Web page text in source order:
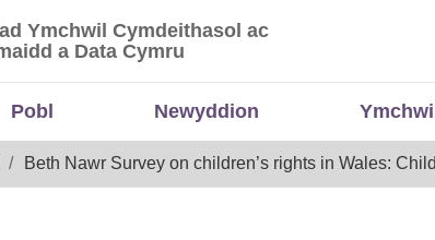
Ymchwil Cymdeithasol ac
Ymchwil Cymdeithasol ac
a Data Cymru
Pobl Newyddion
Beth Nawr Survey on children’s rights in Wales: